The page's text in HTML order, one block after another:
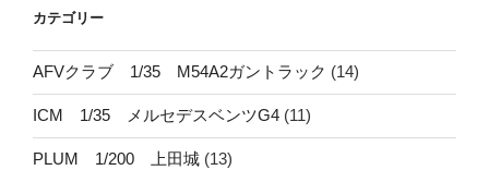
カテゴリー
AFVクラブ 1/35 M54A2ガントラック (14)
ICM 1/35 メルセデスベンツG4 (11)
PLUM 1/200 上田城 (13)